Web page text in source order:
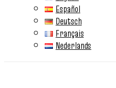
Español
Deutsch
Français
Nederlands